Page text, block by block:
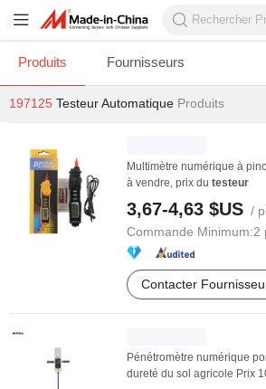
Produits Fournisseurs
197125 Testeur Automatique Produits
Multimètre numérique à
à vendre, prix du testeur
3,67-4,63 $US /
Commande Minimum:2
Contacter
Pénétromètre numérique
dureté du sol agricole Prix